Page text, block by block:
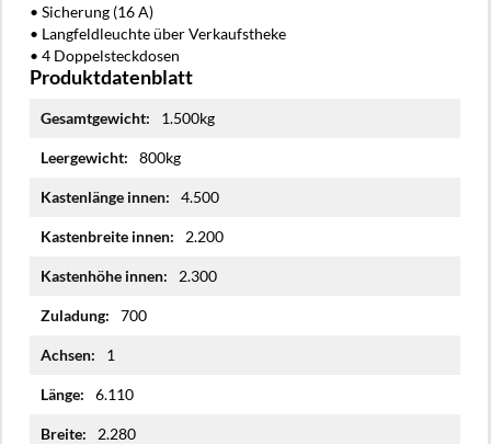
• Sicherung (16 A)
• Langfeldleuchte über Verkaufstheke
• 4 Doppelsteckdosen
Produktdatenblatt
Informationen
1.500kg
800kg
4.500
2.200
2.300
700
1
6.110
2.280